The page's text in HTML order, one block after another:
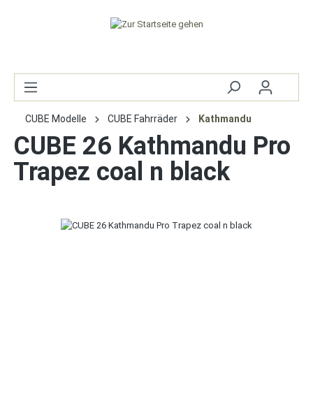
CUBE Modelle CUBE Fahrräder Kathmandu
CUBE 26 Kathmandu Pro
Trapez coal n black